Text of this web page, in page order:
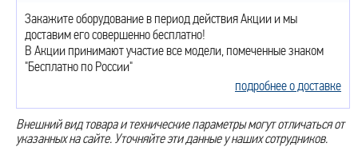
Закажите оборудование в период действия Акции и мы
доставим его совершенно бесплатно!
В Акции принимают участие все модели, помеченные знаком
"Бесплатно по России"
подробнее о доставке
Внешний вид товара и технические параметры могут отличаться от
указанных на сайте. Уточняйте эти данные у наших сотрудников.